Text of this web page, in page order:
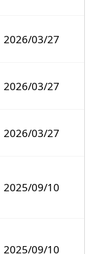
2026/03/27
2026/03/27
2026/03/27
2025/09/10
2025/09/10